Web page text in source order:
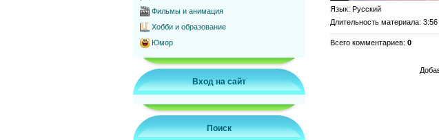
Фильмы и анимация
Хобби и образование
Юмор
Вход на сайт
Поиск
Язык: Русский
Длительность материала: 3:56
Всего комментариев: 0